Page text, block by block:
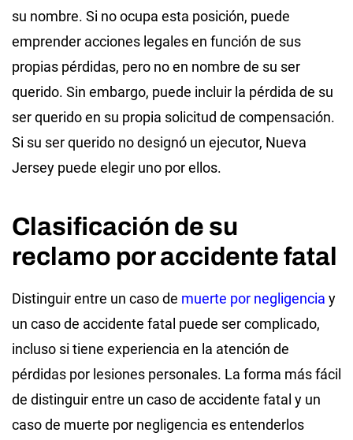
su nombre. Si no ocupa esta posición, puede
emprender acciones legales en función de sus
propias pérdidas, pero no en nombre de su ser
querido. Sin embargo, puede incluir la pérdida de su
ser querido en su propia solicitud de compensación.
Si su ser querido no designó un ejecutor, Nueva
Jersey puede elegir uno por ellos.
Clasificación de su
reclamo por accidente fatal
Distinguir entre un caso de muerte por negligencia y
un caso de accidente fatal puede ser complicado,
incluso si tiene experiencia en la atención de
pérdidas por lesiones personales. La forma más fácil
de distinguir entre un caso de accidente fatal y un
caso de muerte por negligencia es entenderlos